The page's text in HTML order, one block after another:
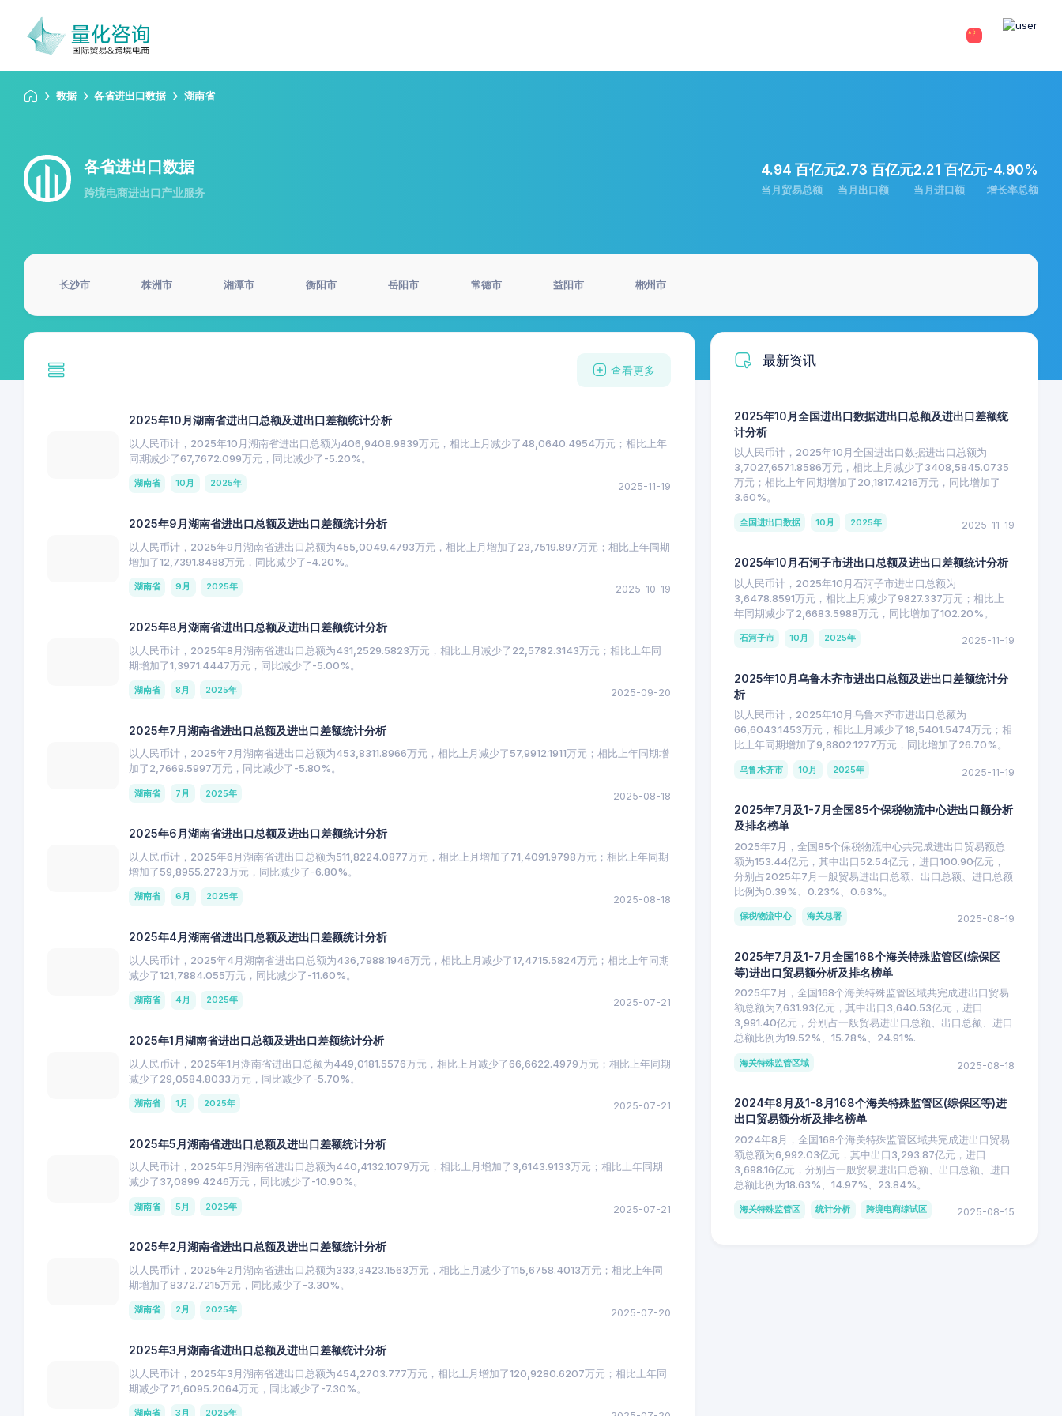
数据 各省进出口数据 湖南省
各省进出口数据
跨境电商进出口产业服务
4.94 百亿元
当月贸易总额
2.73 百亿元
当月出口额
2.21 百亿元
当月进口额
-4.90%
增长率总额
长沙市 株洲市 湘潭市 衡阳市 岳阳市 常德市 益阳市 郴州市
查看更多
2025年10月湖南省进出口总额及进出口差额统计分析
以人民币计，2025年10月湖南省进出口总额为406,9408.9839万元，相比上月减少了48,0640.4954万元；相比上年
同期减少了67,7672.099万元，同比减少了-5.20%。
湖南省 10月 2025年 2025-11-19
2025年9月湖南省进出口总额及进出口差额统计分析
以人民币计，2025年9月湖南省进出口总额为455,0049.4793万元，相比上月增加了23,7519.897万元；相比上年同期
增加了12,7391.8488万元，同比减少了-4.20%。
湖南省 9月 2025年 2025-10-19
2025年8月湖南省进出口总额及进出口差额统计分析
以人民币计，2025年8月湖南省进出口总额为431,2529.5823万元，相比上月减少了22,5782.3143万元；相比上年同
期增加了1,3971.4447万元，同比减少了-5.00%。
湖南省 8月 2025年 2025-09-20
2025年7月湖南省进出口总额及进出口差额统计分析
以人民币计，2025年7月湖南省进出口总额为453,8311.8966万元，相比上月减少了57,9912.1911万元；相比上年同期增
加了2,7669.5997万元，同比减少了-5.80%。
湖南省 7月 2025年 2025-08-18
2025年6月湖南省进出口总额及进出口差额统计分析
以人民币计，2025年6月湖南省进出口总额为511,8224.0877万元，相比上月增加了71,4091.9798万元；相比上年同期
增加了59,8955.2723万元，同比减少了-6.80%。
湖南省 6月 2025年 2025-08-18
2025年4月湖南省进出口总额及进出口差额统计分析
以人民币计，2025年4月湖南省进出口总额为436,7988.1946万元，相比上月减少了17,4715.5824万元；相比上年同期
减少了121,7884.055万元，同比减少了-11.60%。
湖南省 4月 2025年 2025-07-21
2025年1月湖南省进出口总额及进出口差额统计分析
以人民币计，2025年1月湖南省进出口总额为449,0181.5576万元，相比上月减少了66,6622.4979万元；相比上年同期
减少了29,0584.8033万元，同比减少了-5.70%。
湖南省 1月 2025年 2025-07-21
2025年5月湖南省进出口总额及进出口差额统计分析
以人民币计，2025年5月湖南省进出口总额为440,4132.1079万元，相比上月增加了3,6143.9133万元；相比上年同期
减少了37,0899.4246万元，同比减少了-10.90%。
湖南省 5月 2025年 2025-07-21
2025年2月湖南省进出口总额及进出口差额统计分析
以人民币计，2025年2月湖南省进出口总额为333,3423.1563万元，相比上月减少了115,6758.4013万元；相比上年同
期增加了8372.7215万元，同比减少了-3.30%。
湖南省 2月 2025年 2025-07-20
2025年3月湖南省进出口总额及进出口差额统计分析
以人民币计，2025年3月湖南省进出口总额为454,2703.777万元，相比上月增加了120,9280.6207万元；相比上年同
期减少了71,6095.2064万元，同比减少了-7.30%。
湖南省 3月 2025年
最新资讯
2025年10月全国进出口数据进出口总额及进出口差额统
计分析
以人民币计，2025年10月全国进出口数据进出口总额为
3,7027,6571.8586万元，相比上月减少了3408,5845.0735
万元；相比上年同期增加了20,1817.4216万元，同比增加了
3.60%。
全国进出口数据 10月 2025年 2025-11-19
2025年10月石河子市进出口总额及进出口差额统计分析
以人民币计，2025年10月石河子市进出口总额为
3,6478.8591万元，相比上月减少了9827.337万元；相比上
年同期减少了2,6683.5988万元，同比增加了102.20%。
石河子市 10月 2025年 2025-11-19
2025年10月乌鲁木齐市进出口总额及进出口差额统计分
析
以人民币计，2025年10月乌鲁木齐市进出口总额为
66,6043.1453万元，相比上月减少了18,5401.5474万元；相
比上年同期增加了9,8802.1277万元，同比增加了26.70%。
乌鲁木齐市 10月 2025年 2025-11-19
2025年7月及1-7月全国85个保税物流中心进出口额分析
及排名榜单
2025年7月，全国85个保税物流中心共完成进出口贸易额总
额为153.44亿元，其中出口52.54亿元，进口100.90亿元，
分别占2025年7月一般贸易进出口总额、出口总额、进口总额
比例为0.39%、0.23%、0.63%。
保税物流中心 海关总署 2025-08-19
2025年7月及1-7月全国168个海关特殊监管区(综保区
等)进出口贸易额分析及排名榜单
2025年7月，全国168个海关特殊监管区域共完成进出口贸易
额总额为7,631.93亿元，其中出口3,640.53亿元，进口
3,991.40亿元，分别占一般贸易进出口总额、出口总额、进口
总额比例为19.52%、15.78%、24.91%.
海关特殊监管区域 2025-08-18
2024年8月及1-8月168个海关特殊监管区(综保区等)进
出口贸易额分析及排名榜单
2024年8月，全国168个海关特殊监管区域共完成进出口贸易
额总额为6,992.03亿元，其中出口3,293.87亿元，进口
3,698.16亿元，分别占一般贸易进出口总额、出口总额、进口
总额比例为18.63%、14.97%、23.84%。
海关特殊监管区 统计分析 跨境电商综试区 2025-08-15